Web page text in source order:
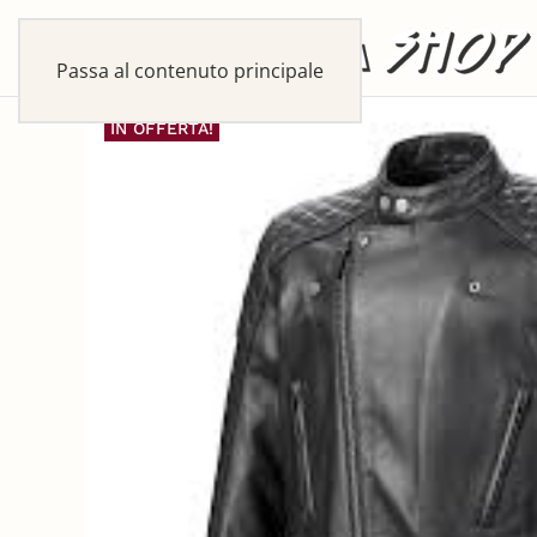
Passa al contenuto principale
IN OFFERTA!